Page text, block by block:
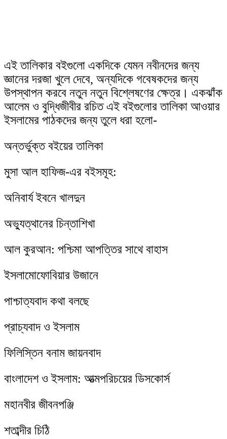
এই তালিকার বইগুলো একদিকে যেমন নবীনদের জন্য
জ্ঞানের দরজা খুলে দেবে, অন্যদিকে গবেষকদের জন্য
উপস্থাপন করবে নতুন নতুন বিশ্লেষণের ক্ষেত্র। একঝাঁক
আলেম ও বুদ্ধিজীবীর রচিত এই বইগুলোর তালিকা আওয়ার
ইসলামের পাঠকদের জন্য তুলে ধরা হলো-
অন্তর্ভুক্ত বইয়ের তালিকা
মুসা আল হাফিজ-এর বইসমূহ:
অনিবার্য ইবনে খালদুন
অভ্যুত্থানের চিন্তাশিখা
আল কুরআন: পশ্চিমা আপত্তির সাথে বাহাস
ইসলামোফোবিয়ার উজানে
পাশ্চাত্যবাদ কথা বলছে
প্রাচ্যবাদ ও ইসলাম
ফিলিস্তিন বনাম জায়নবাদ
বাংলাদেশ ও ইসলাম: আত্মপরিচয়ের ডিসকোর্স
মহানবীর জীবনপঞ্জি
শতাব্দীর চিঠি